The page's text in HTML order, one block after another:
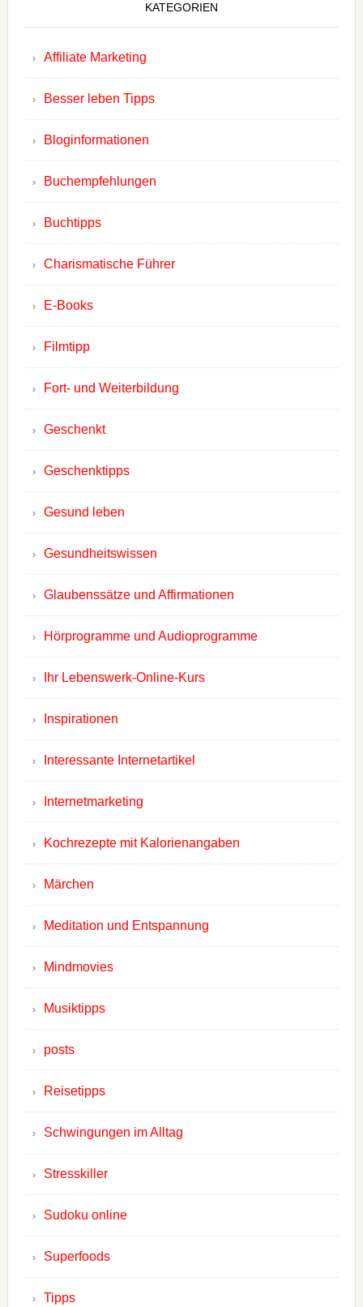
KATEGORIEN
Affiliate Marketing
Besser leben Tipps
Bloginformationen
Buchempfehlungen
Buchtipps
Charismatische Führer
E-Books
Filmtipp
Fort- und Weiterbildung
Geschenkt
Geschenktipps
Gesund leben
Gesundheitswissen
Glaubenssätze und Affirmationen
Hörprogramme und Audioprogramme
Ihr Lebenswerk-Online-Kurs
Inspirationen
Interessante Internetartikel
Internetmarketing
Kochrezepte mit Kalorienangaben
Märchen
Meditation und Entspannung
Mindmovies
Musiktipps
posts
Reisetipps
Schwingungen im Alltag
Stresskiller
Sudoku online
Superfoods
Tipps